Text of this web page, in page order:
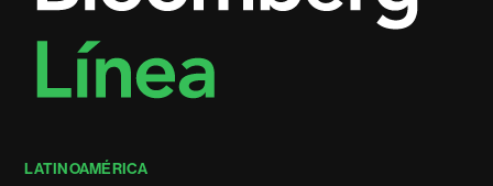
LATINOAMÉRICA